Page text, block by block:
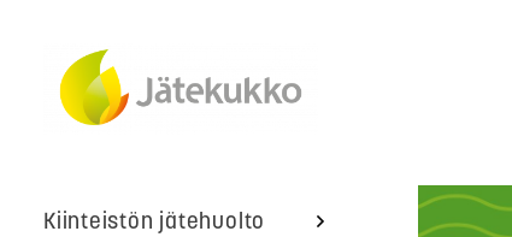
Kiinteistön jätehuolto